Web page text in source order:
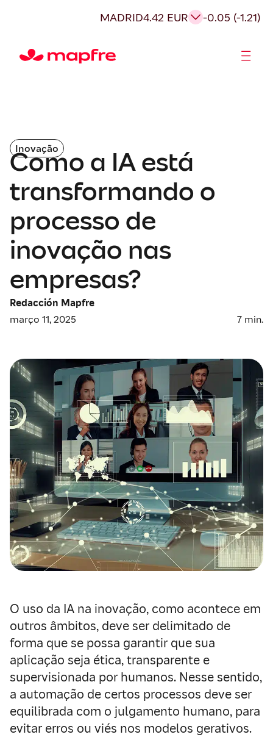
MADRID4.42 EUR -0.05 (-1.21)
Inovação
Como a IA está
transformando o
processo de
inovação nas
empresas?
Redacción Mapfre
março 11, 2025
7 min.
O uso da IA na inovação, como acontece em
outros âmbitos, deve ser delimitado de
forma que se possa garantir que sua
aplicação seja ética, transparente e
supervisionada por humanos. Nesse sentido,
a automação de certos processos deve ser
equilibrada com o julgamento humano, para
evitar erros ou viés nos modelos gerativos.